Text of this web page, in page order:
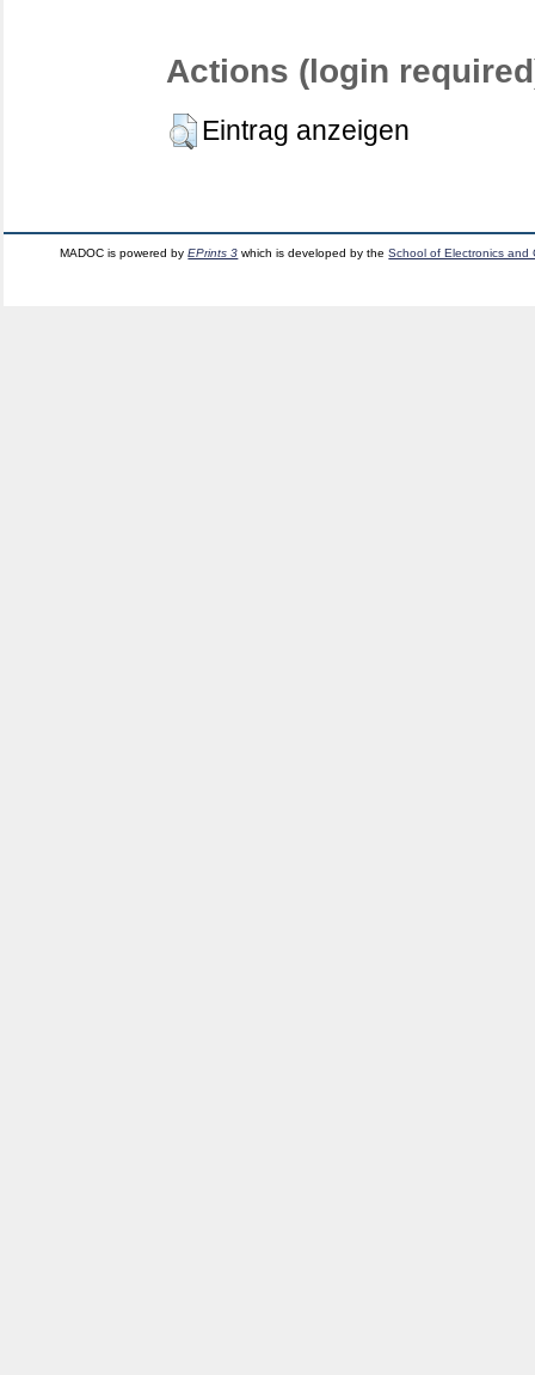
Actions (login
Eintrag anzeigen
MADOC is powered byEPrints 3 which is developed by theSchool of Electronics and